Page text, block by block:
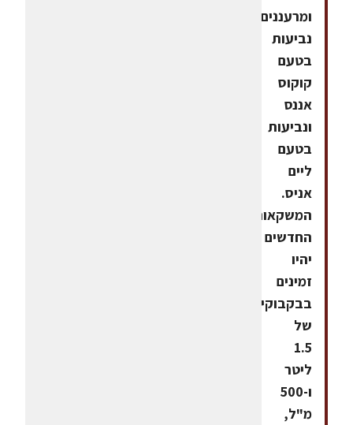
ומרעננים:
נביעות
בטעם
קוקוס
אננס
ונביעות
בטעם
ליים
אניס.
המשקאות
החדשים
יהיו
זמינים
בבקבוקים
של
1.5
ליטר
ו-500
מ"ל,